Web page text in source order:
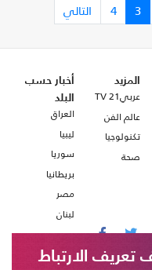
3
4 التالي
المزيد
عربي21 TV
عالم الفن
تكنولوجيا
صحة
أخبار حسب
البلد
العراق
ليبيا
سوريا
بريطانيا
مصر
لبنان
الارتباط